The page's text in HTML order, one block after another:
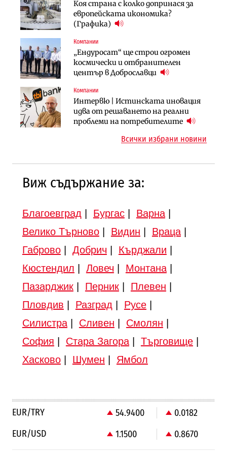
Коя страна с колко допринася за
европейската икономика?
(Графика)
Компании
„Ендуросат“ ще строи огромен
космически и отбранителен
център в Доброславци
Компании
Интервю | Истинската иновация
идва от решаването на реални
проблеми на потребителите
Енергетика
АЕЦ „Козлодуй“ ще работи само още
няколко седмици, ако сушата
Компании
„Хювефарма“ подписа договор за
придобиване на Euroapi Italy
Инфраструктура
АПИ възложи промяната на
парцеларния план за
След 20 години застой: Данъчните
оценки на имотите може да бъдат
вдигнати
Градоустройство
Столична община избра
изпълнител за преместването на
трамвайното трасе по бул.
Инфраструктура
Вторият мост над Варненското
езеро става част от бъдещата
Всички избрани новини
Виж съдържание за:
Благоевград Бургас| Варна|
Велико Търново| Видин Враца|
Габрово| Добрич Кърджали
Кюстендил
Ловеч Монтана|
Пазарджик| Перник| Плевен
Пловдив
Разград Русе|
Силистра| Сливен Смолян
София
Стара Загора| Търговище|
Хасково| Шумен Ямбол
EUR/TRY 54.9400
0.0182
EUR/USD
1.1500 0.8670